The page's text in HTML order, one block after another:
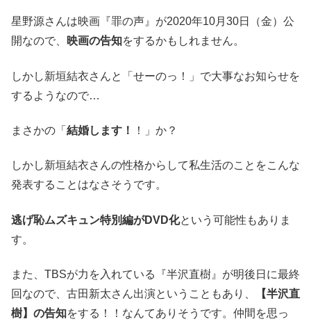
星野源さんは映画『罪の声』が2020年10月30日（金）公
開なので、
映画の告知をするかもしれません。
しかし新垣結衣さんと「せーのっ！」で大事なお知らせを
するようなので…
まさかの「 結婚します！ ！」か？
しかし新垣結衣さんの性格からして私生活のことをこんな
発表することはなさそうです。
逃げ恥ムズキュン特別編がDVD化という可能性もありま
す。
また、TBSが力を入れている『半沢直樹』が明後日に最終
回なので、古田新太さん出演ということもあり、
【半沢直
樹】の告知をする！！なんてありそうです。仲間を思っ